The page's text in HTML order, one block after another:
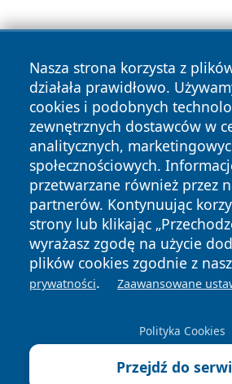
Nasza strona korzysta z
działała prawidłowo.
cookies i podobnych
zewnętrznych dostawców w
analitycznych,
społecznościowych.
przetwarzane również przez
partnerów. Kontynuując
strony lub klikając
wyrażasz zgodę na użycie
plików cookies zgodnie z
prywatności. Zaawansowane
Polityka Cookies
Przejdź do
Copyright © 2026 wrotachorzowa.pl
zastrzeżone.
News Autorzy
Polityka
Prywatności